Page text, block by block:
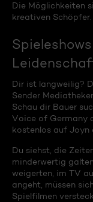
Die Möglichkeiten
kreativen Schöpfer.
Dir ist langweilig?
Sender
Schau dir Bauer
Voice of Germany
kostenlos auf Joyn
Du siehst, die
minderwertig
weigerten, im TV
angeht, müssen
Spielfilmen